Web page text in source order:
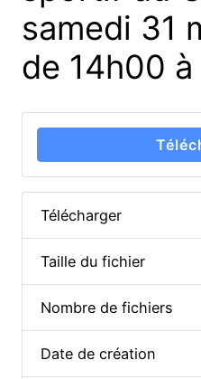
samedi 31
de 14h00
Télécharger
Taille du fichier
Nombre de fichiers
Date de création